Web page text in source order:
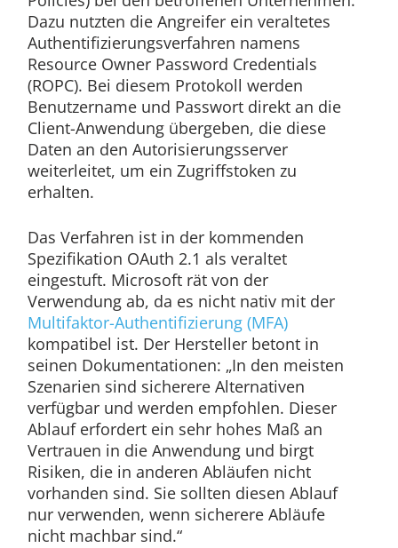
Dazu nutzten die Angreifer ein veraltetes
Authentifizierungsverfahren namens
Resource Owner Password Credentials
(ROPC). Bei diesem Protokoll werden
Benutzername und Passwort direkt an die
Client-Anwendung übergeben, die diese
Daten an den Autorisierungsserver
weiterleitet, um ein Zugriffstoken zu
erhalten.
Das Verfahren ist in der kommenden
Spezifikation OAuth 2.1 als veraltet
eingestuft. Microsoft rät von der
Verwendung ab, da es nicht nativ mit der
Multifaktor-Authentifizierung (MFA)
kompatibel ist. Der Hersteller betont in
seinen Dokumentationen: „In den meisten
Szenarien sind sicherere Alternativen
verfügbar und werden empfohlen. Dieser
Ablauf erfordert ein sehr hohes Maß an
Vertrauen in die Anwendung und birgt
Risiken, die in anderen Abläufen nicht
vorhanden sind. Sie sollten diesen Ablauf
nur verwenden, wenn sicherere Abläufe
nicht machbar sind.“